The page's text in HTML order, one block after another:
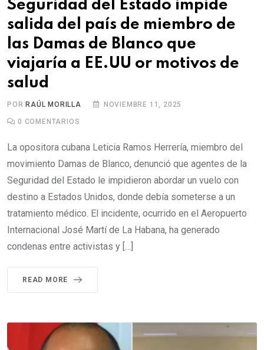
Seguridad del Estado impide
salida del país de miembro de
las Damas de Blanco que
viajaría a EE.UU or motivos de
salud
POR RAÚL MORILLA NOVIEMBRE 11, 2025
0 COMENTARIOS
La opositora cubana Leticia Ramos Herrería, miembro del
movimiento Damas de Blanco, denunció que agentes de la
Seguridad del Estado le impidieron abordar un vuelo con
destino a Estados Unidos, donde debía someterse a un
tratamiento médico. El incidente, ocurrido en el Aeropuerto
Internacional José Martí de La Habana, ha generado
condenas entre activistas y […]
READ MORE